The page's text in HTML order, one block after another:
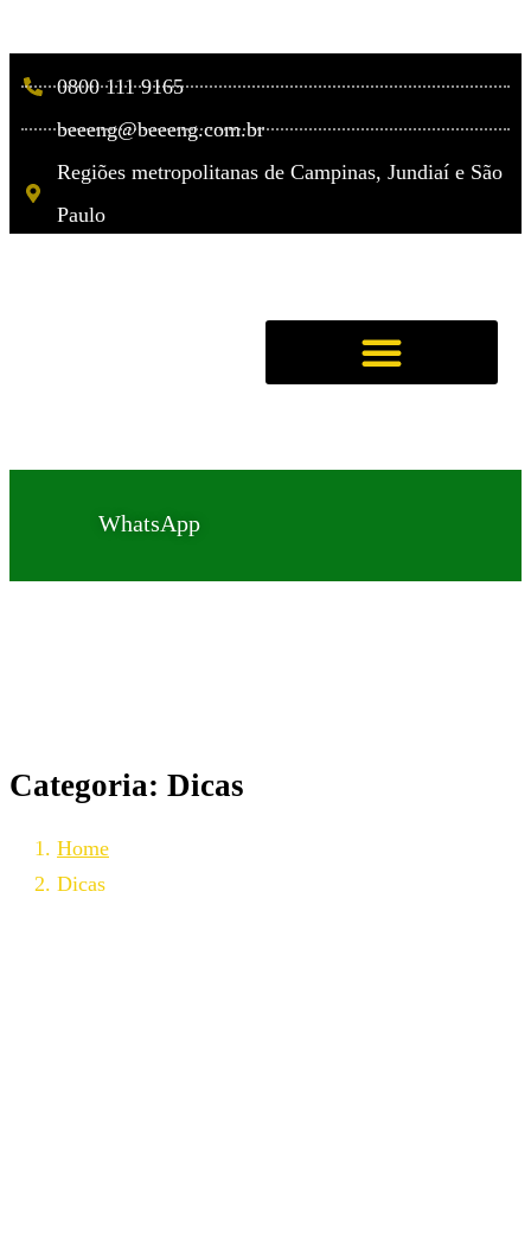
0800 111 9165
beeeng@beeeng.com.br
Regiões metropolitanas de Campinas, Jundiaí e São
Paulo
WhatsApp
Categoria: Dicas
Home
Dicas